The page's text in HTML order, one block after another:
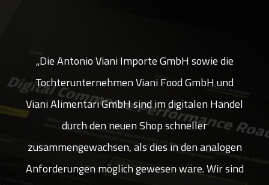
„Die Antonio Viani Importe GmbH sowie die
Tochterunternehmen Viani Food GmbH und
Viani Alimentari GmbH sind im digitalen Handel
durch den neuen Shop schneller
zusammengewachsen, als dies in den analogen
Anforderungen möglich gewesen wäre. Wir sind